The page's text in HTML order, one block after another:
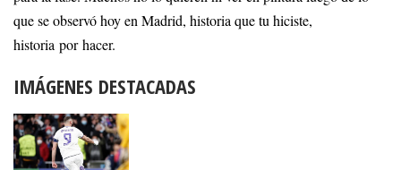
que se observó hoy en Madrid, historia que tu hiciste,
historia por hacer.
IMÁGENES DESTACADAS